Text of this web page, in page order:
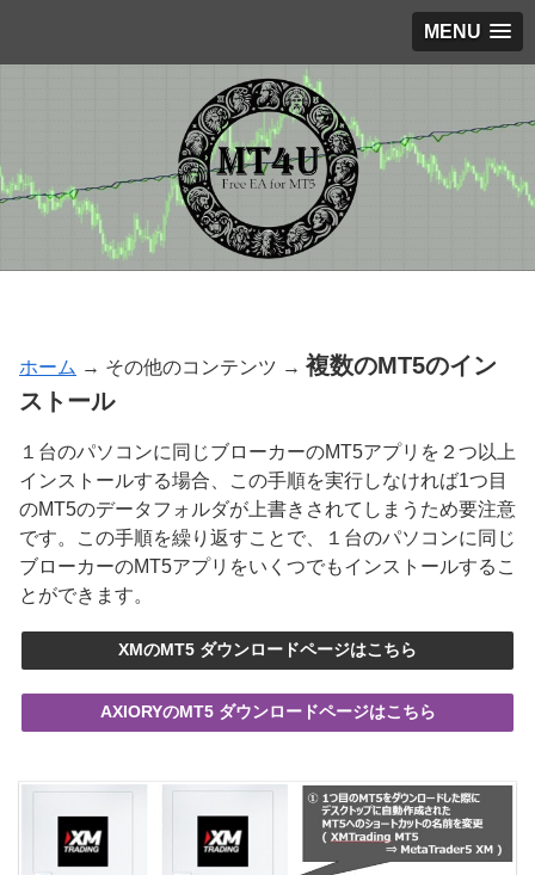
MENU
ホーム → その他のコンテンツ → 複数のMT5のイン
ストール
１台のパソコンに同じブローカーのMT5アプリを２つ以上
インストールする場合、この手順を実行しなければ1つ目
のMT5のデータフォルダが上書きされてしまうため要注意
です。この手順を繰り返すことで、１台のパソコンに同じ
ブローカーのMT5アプリをいくつでもインストールするこ
とができます。
XMのMT5 ダウンロードページはこちら
AXIORYのMT5 ダウンロードページはこちら